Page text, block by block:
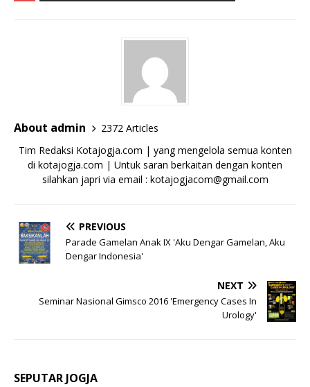
About admin
2372 Articles
Tim Redaksi Kotajogja.com | yang mengelola semua konten
di kotajogja.com | Untuk saran berkaitan dengan konten
silahkan japri via email : kotajogjacom@gmail.com
PREVIOUS
Parade Gamelan Anak IX 'Aku Dengar Gamelan, Aku
Dengar Indonesia'
NEXT
Seminar Nasional Gimsco 2016 'Emergency Cases In
Urology'
SEPUTAR JOGJA